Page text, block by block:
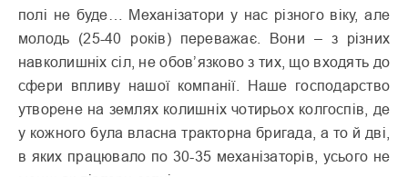
полі не буде… Механізатори у нас різного віку, але
молодь (25-40 років) переважає. Вони – з різних
навколишніх сіл, не обов’язково з тих, що входять до
сфери впливу нашої компанії. Наше господарство
утворене на землях колишніх чотирьох колгоспів, де
у кожного була власна тракторна бригада, а то й дві,
в яких працювало по 30-35 механізаторів, усього не